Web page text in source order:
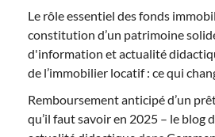
Le rôle essentiel des fonds
constitution d’un patrimoine
d'information et actualité
de l’immobilier locatif : ce qui
Remboursement anticipé d’un
qu’il faut savoir en 2025 – le blog